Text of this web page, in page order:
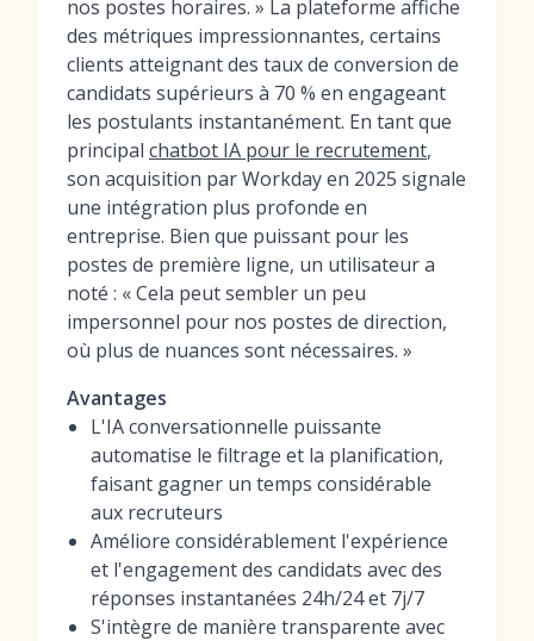
nos postes horaires. » La plateforme affiche
des métriques impressionnantes, certains
clients atteignant des taux de conversion de
candidats supérieurs à 70 % en engageant
les postulants instantanément. En tant que
principal chatbot IA pour le recrutement,
son acquisition par Workday en 2025 signale
une intégration plus profonde en
entreprise. Bien que puissant pour les
postes de première ligne, un utilisateur a
noté : « Cela peut sembler un peu
impersonnel pour nos postes de direction,
où plus de nuances sont nécessaires. »
Avantages
L'IA conversationnelle puissante
automatise le filtrage et la planification,
faisant gagner un temps considérable
aux recruteurs
Améliore considérablement l'expérience
et l'engagement des candidats avec des
réponses instantanées 24h/24 et 7j/7
S'intègre de manière transparente avec